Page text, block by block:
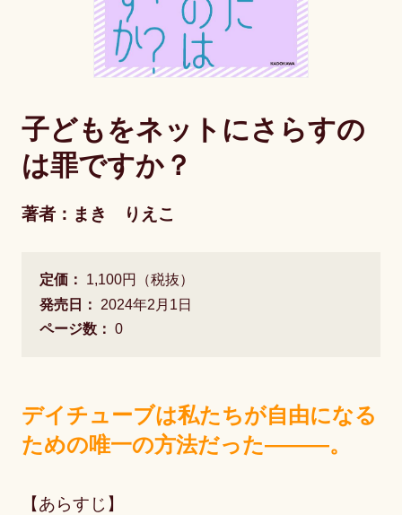
子どもをネットにさらすの
は罪ですか？
著者：まき りえこ
定価：
1,100円（税抜）
発売日：
2024年2月1日
ページ数： 0
デイチューブは私たちが自由になる
ための唯一の方法だった―――。
【あらすじ】